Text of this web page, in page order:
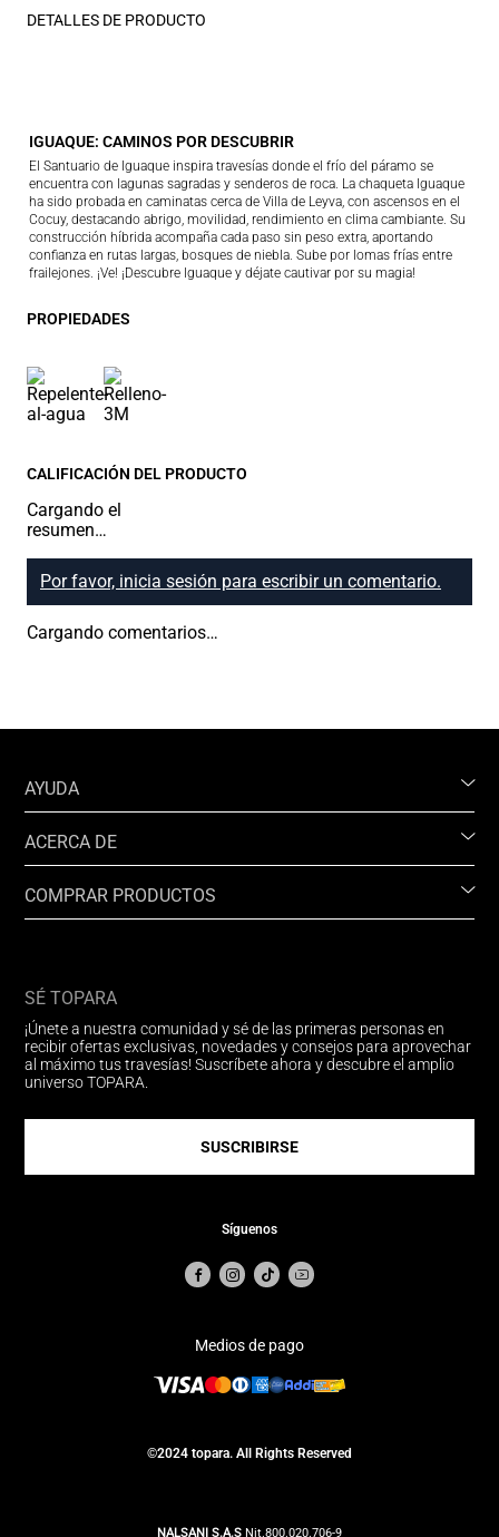
DETALLES DE PRODUCTO
IGUAQUE: CAMINOS POR DESCUBRIR
El Santuario de Iguaque inspira travesías donde el frío del páramo se
encuentra con lagunas sagradas y senderos de roca. La chaqueta Iguaque
ha sido probada en caminatas cerca de Villa de Leyva, con ascensos en el
Cocuy, destacando abrigo, movilidad, rendimiento en clima cambiante. Su
construcción híbrida acompaña cada paso sin peso extra, aportando
confianza en rutas largas, bosques de niebla. Sube por lomas frías entre
frailejones. ¡Ve! ¡Descubre Iguaque y déjate cautivar por su magia!
PROPIEDADES
CALIFICACIÓN DEL PRODUCTO
Cargando el
resumen…
Por favor, inicia sesión para escribir un comentario.
Cargando comentarios…
AYUDA
ACERCA DE
COMPRAR PRODUCTOS
SÉ TOPARA
¡Únete a nuestra comunidad y sé de las primeras personas en
recibir ofertas exclusivas, novedades y consejos para aprovechar
al máximo tus travesías! Suscríbete ahora y descubre el amplio
universo TOPARA.
SUSCRIBIRSE
Síguenos
Medios de pago
©2024 topara. All Rights Reserved
NALSANI S.A.S Nit.800.020.706-9